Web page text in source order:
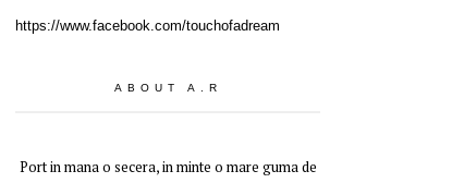
https://www.facebook.com/touchofadream
ABOUT A.R
Port in mana o secera, in minte o mare guma de